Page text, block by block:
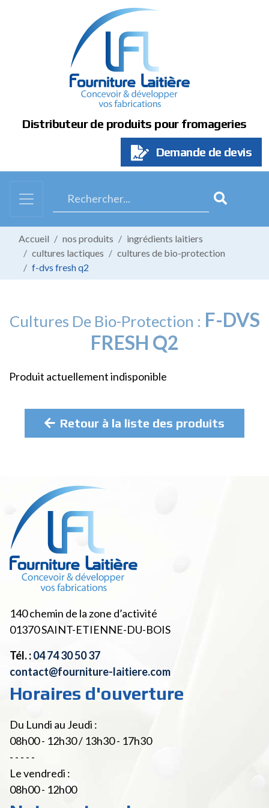
Distributeur de produits pour fromageries
Demande de devis
Accueil nos produits
ingrédients laitiers
cultures lactiques
cultures de bio-protection
f-dvs fresh q2
Cultures De Bio-Protection : F-DVS
FRESH Q2
Produit actuellement indisponible
Retour à la liste des produits
140 chemin de la zone d’activité
01370SAINT-ETIENNE-DU-BOIS
Tél. :04 74 30 50 37
contact@fourniture-laitiere.com
Horaires d'ouverture
Du Lundi au Jeudi :
08h00 - 12h30 / 13h30 - 17h30
- - - - -
Le vendredi :
08h00 - 12h00
Panneau de gestion des cookies